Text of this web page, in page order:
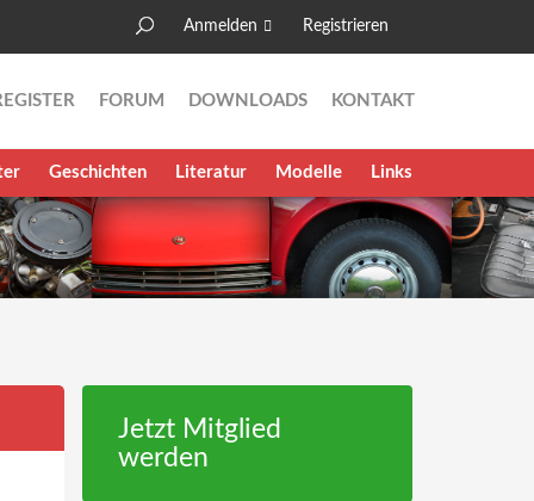
Anmelden Registrieren
Suche
Geschichten Literatur Modelle Links
FORUM DOWNLOADS KONTAKT
Jetzt Mitglied
werden